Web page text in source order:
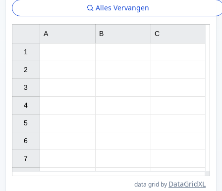
Alles Vervangen
data grid by DataGridXL
1
2
3
4
5
6
7
A B C